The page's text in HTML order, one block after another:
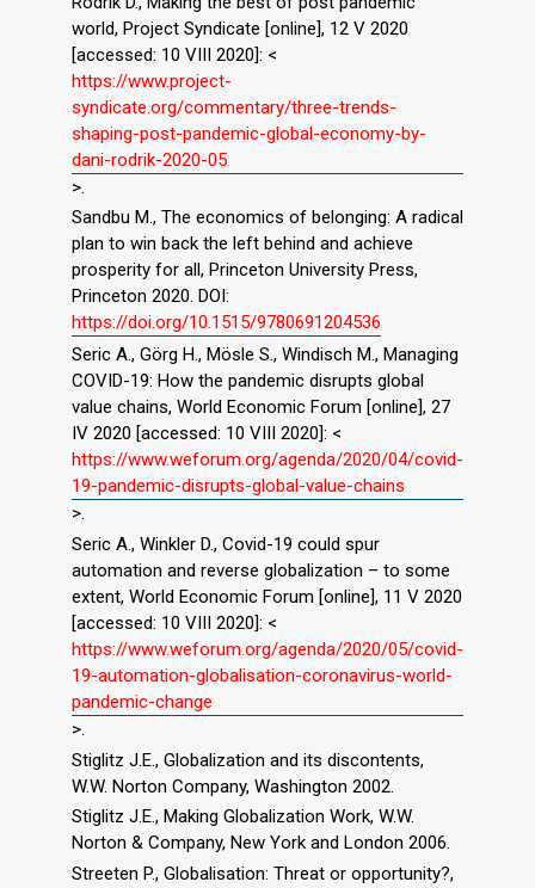
world, Project Syndicate [online], 12 V 2020
[accessed: 10 VIII 2020]: <
https://www.project-
syndicate.org/commentary/three-trends-
shaping-post-pandemic-global-economy-by-
dani-rodrik-2020-05
>.
Sandbu M., The economics of belonging: A radical
plan to win back the left behind and achieve
prosperity for all, Princeton University Press,
Princeton 2020. DOI:
https://doi.org/10.1515/9780691204536
Seric A., Görg H., Mösle S., Windisch M., Managing
COVID-19: How the pandemic disrupts global
value chains, World Economic Forum [online], 27
IV 2020 [accessed: 10 VIII 2020]: <
https://www.weforum.org/agenda/2020/04/covid-
19-pandemic-disrupts-global-value-chains
>.
Seric A., Winkler D., Covid-19 could spur
automation and reverse globalization – to some
extent, World Economic Forum [online], 11 V 2020
[accessed: 10 VIII 2020]: <
https://www.weforum.org/agenda/2020/05/covid-
19-automation-globalisation-coronavirus-world-
pandemic-change
>.
Stiglitz J.E., Globalization and its discontents,
W.W. Norton Company, Washington 2002.
Stiglitz J.E., Making Globalization Work, W.W.
Norton & Company, New York and London 2006.
Streeten P., Globalisation: Threat or opportunity?,